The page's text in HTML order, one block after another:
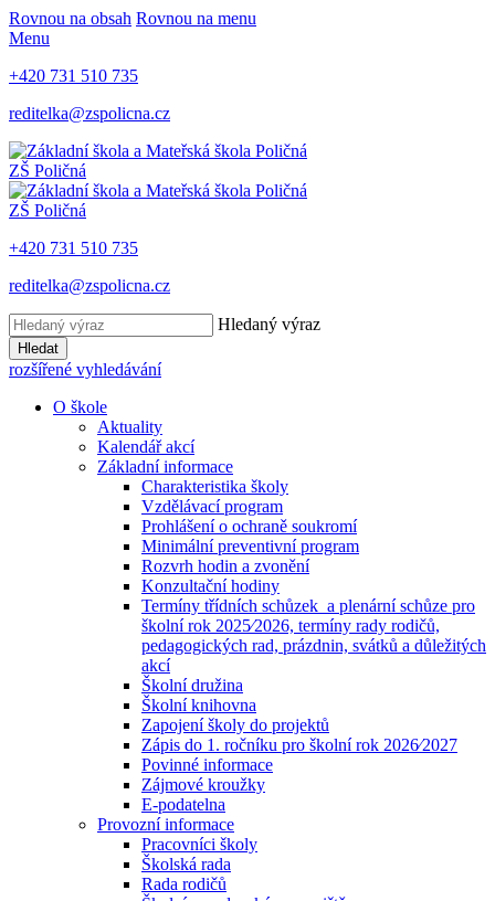
Rovnou na obsah Rovnou na menu
Menu
+420 731 510 735
reditelka@zspolicna.cz
ZŠ Poličná
ZŠ Poličná
+420 731 510 735
reditelka@zspolicna.cz
Hledaný výraz
Hledat
rozšířené vyhledávání
O škole
Aktuality
Kalendář akcí
Základní informace
Charakteristika školy
Vzdělávací program
Prohlášení o ochraně soukromí
Minimální preventivní program
Rozvrh hodin a zvonění
Konzultační hodiny
Termíny třídních schůzek a plenární schůze pro
školní rok 2025⁄2026, termíny rady rodičů,
pedagogických rad, prázdnin, svátků a důležitých
akcí
Školní družina
Školní knihovna
Zapojení školy do projektů
Zápis do 1. ročníku pro školní rok 2026⁄2027
Povinné informace
Zájmové kroužky
E-podatelna
Provozní informace
Pracovníci školy
Školská rada
Rada rodičů